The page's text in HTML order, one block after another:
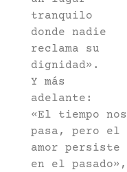
tranquilo
donde nadie
reclama su
dignidad».
Y más
adelante:
«El tiempo nos
pasa, pero el
amor persiste
en el pasado»,